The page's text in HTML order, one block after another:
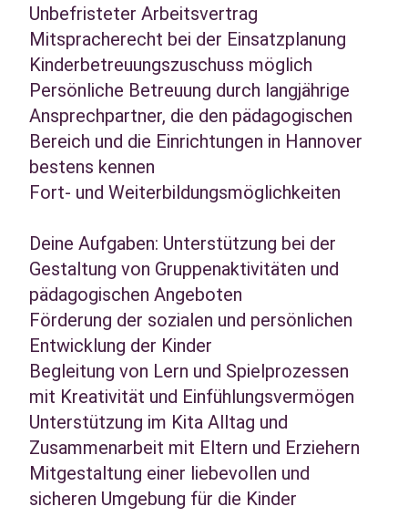
Unbefristeter Arbeitsvertrag
Mitspracherecht bei der Einsatzplanung
Kinderbetreuungszuschuss möglich
Persönliche Betreuung durch langjährige
Ansprechpartner, die den pädagogischen
Bereich und die Einrichtungen in Hannover
bestens kennen
Fort- und Weiterbildungsmöglichkeiten
Deine Aufgaben: Unterstützung bei der
Gestaltung von Gruppenaktivitäten und
pädagogischen Angeboten
Förderung der sozialen und persönlichen
Entwicklung der Kinder
Begleitung von Lern und Spielprozessen
mit Kreativität und Einfühlungsvermögen
Unterstützung im Kita Alltag und
Zusammenarbeit mit Eltern und Erziehern
Mitgestaltung einer liebevollen und
sicheren Umgebung für die Kinder